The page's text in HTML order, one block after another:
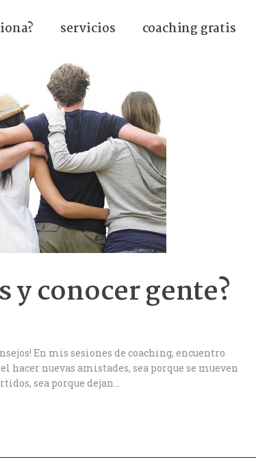
servicios coaching gratis
y conocer gente?
En mis sesiones de coaching, encuentro
hacer nuevas amistades, sea porque se mueven
sea porque dejan…